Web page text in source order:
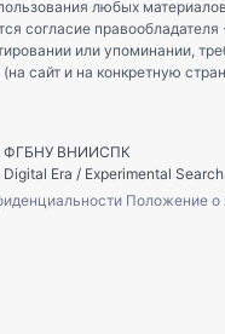
любых
согласие
или упоминании,
сайт и на конкретную
ФГБНУ ВНИИСПК
Digital Era / Experimental
Положение о